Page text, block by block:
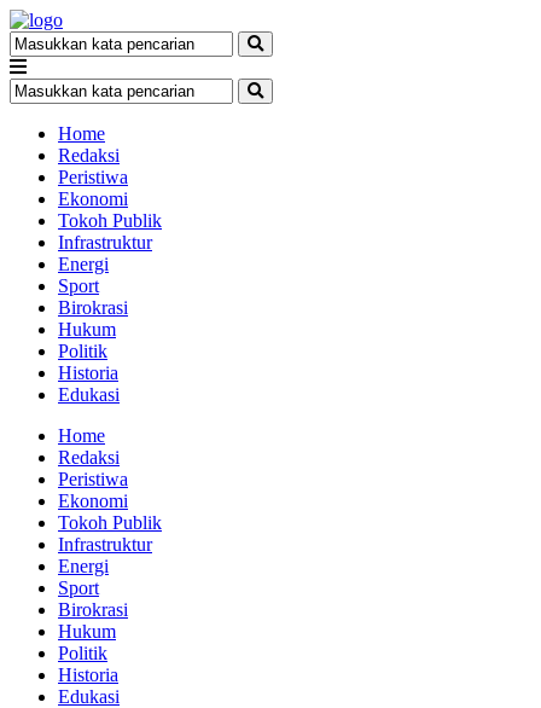
Home
Redaksi
Peristiwa
Ekonomi
Tokoh Publik
Infrastruktur
Energi
Sport
Birokrasi
Hukum
Politik
Historia
Edukasi
Home
Redaksi
Peristiwa
Ekonomi
Tokoh Publik
Infrastruktur
Energi
Sport
Birokrasi
Hukum
Politik
Historia
Edukasi